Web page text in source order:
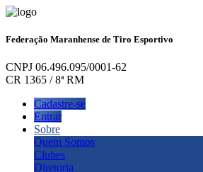
Federação Maranhense de Tiro Esportivo
CNPJ 06.496.095/0001-62
CR 1365 / 8ª RM
Cadastre-se
Entrar
Sobre
Quem Somos
Clubes
Diretoria